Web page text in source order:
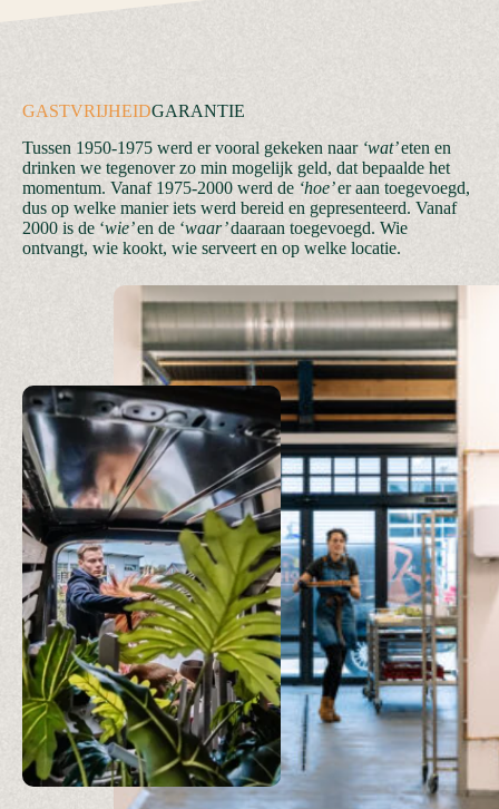
GASTVRIJHEIDGARANTIE
Tussen 1950-1975 werd er vooral gekeken naar ‘wat’eten en
drinken we tegenover zo min mogelijk geld, dat bepaalde het
momentum. Vanaf 1975-2000 werd de ‘hoe’er aan toegevoegd,
dus op welke manier iets werd bereid en gepresenteerd. Vanaf
2000 is de ‘wie’en de ‘waar’daaraan toegevoegd. Wie
ontvangt, wie kookt, wie serveert en op welke locatie.